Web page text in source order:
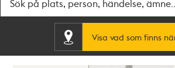
Visa vad som finns